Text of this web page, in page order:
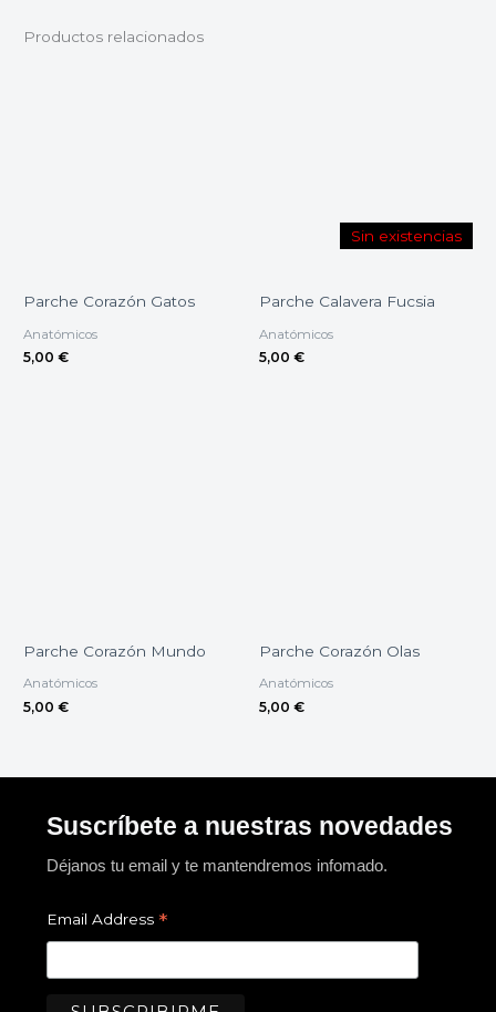
Productos relacionados
Parche Corazón Gatos
Anatómicos
5,00 €
Sin existencias
Parche Calavera Fucsia
Anatómicos
5,00 €
Parche Corazón Mundo
Anatómicos
5,00 €
Parche Corazón Olas
Anatómicos
5,00 €
Suscríbete a nuestras novedades
Déjanos tu email y te mantendremos infomado.
Email Address *